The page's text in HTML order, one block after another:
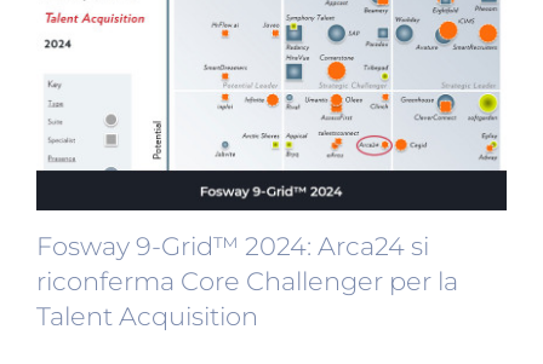
Fosway 9-Grid™ 2024: Arca24 si
riconferma Core Challenger per la
Talent Acquisition